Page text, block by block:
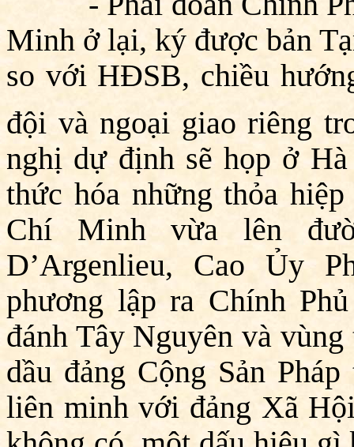
Minh ở lại, ký được bản
so với HĐSB, chiều
đội và ngoại giao riêng
nghị dự định sẽ họp ở
thức hóa những thỏa
Chí Minh vừa lên
D’Argenlieu, Cao Ủy
phương lập ra Chính
đánh Tây Nguyên và
dầu đảng Cộng Sản
liên minh với đảng Xã